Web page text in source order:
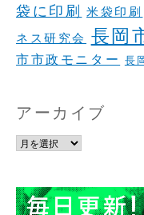
袋に印刷 米袋印刷
ネス研究会 長岡
市市政モニター 長
アーカイブ
ア
カ